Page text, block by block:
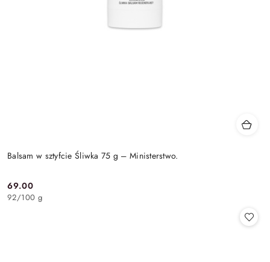
Balsam w sztyfcie Śliwka 75 g – Ministerstwo.
Cena:
69.00
92/100 g